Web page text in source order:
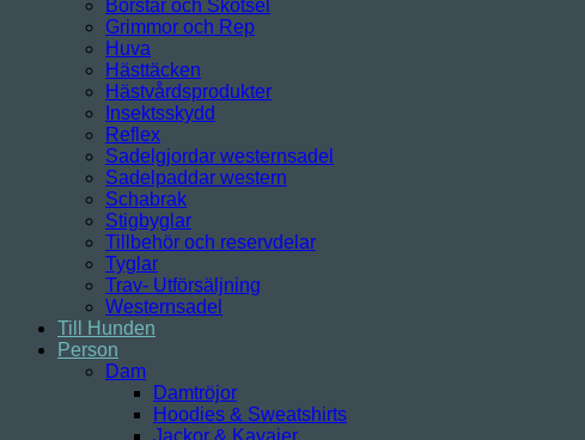
Borstar och Skötsel
Grimmor och Rep
Huva
Hästtäcken
Hästvårdsprodukter
Insektsskydd
Reflex
Sadelgjordar westernsadel
Sadelpaddar western
Schabrak
Stigbyglar
Tillbehör och reservdelar
Tyglar
Trav- Utförsäljning
Westernsadel
Till Hunden
Person
Dam
Damtröjor
Hoodies & Sweatshirts